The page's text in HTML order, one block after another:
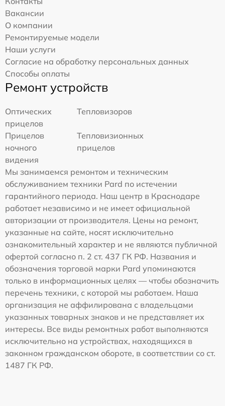
Вакансии
О компании
Ремонтируемые модели
Наши услуги
Согласие на обработку персональных данных
Способы оплаты
Ремонт устройств
Оптических
прицелов
Тепловизоров
Прицелов
ночного
видения
Тепловизионных
прицелов
Мы занимаемся ремонтом и техническим
обслуживанием техники Pard по истечении
гарантийного периода. Наш центр в Краснодаре
работает независимо и не имеет официальной
авторизации от производителя. Цены на ремонт,
указанные на сайте, носят исключительно
ознакомительный характер и не являются публичной
офертой согласно п. 2 ст. 437 ГК РФ. Названия и
обозначения торговой марки Pard упоминаются
только в информационных целях — чтобы обозначить
перечень техники, с которой мы работаем. Наша
организация не аффилирована с владельцами
указанных товарных знаков и не представляет их
интересы. Все виды ремонтных работ выполняются
исключительно на устройствах, находящихся в
законном гражданском обороте, в соответствии со ст.
1487 ГК РФ.